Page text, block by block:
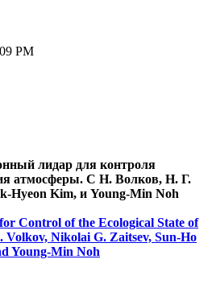
PM
лидар для контроля
атмосферы. C Н. Волков, Н. Г.
Kim, и Young‐Min Noh
Control of the Ecological State of
Volkov, Nikolai G. Zaitsev, Sun‐Ho
Young‐Min Noh